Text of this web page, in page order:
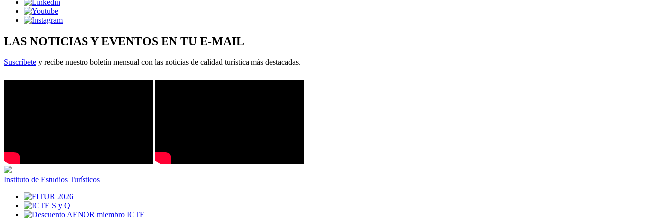
LAS NOTICIAS Y EVENTOS EN TU E-MAIL
Suscríbete y recibe nuestro boletín mensual con las noticias de calidad turística más destacadas.
Instituto de Estudios Turísticos